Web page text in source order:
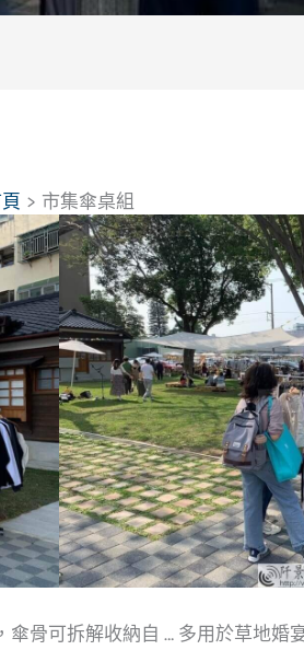
市集傘桌組
骨可拆解收納自 … 多用於草地婚